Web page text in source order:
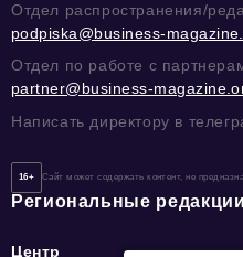
Отдел распространения/
podpiska@business-
Отдел по работе с
partner@business-
Написать директору в
16+ Сайт может содержать контент, не
Региональные редакции
Центр